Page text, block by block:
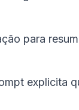
para
explicita